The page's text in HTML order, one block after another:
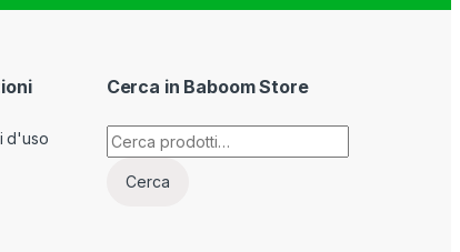
d'uso
Cerca in Baboom Store
Cerca:
Cerca